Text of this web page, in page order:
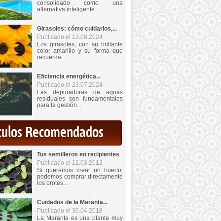
consolidado como una
alternativa inteligente...
Girasoles: cómo cuidarlos,...
Publicado el 13.08.2024
Los girasoles, con su brillante
color amarillo y su forma que
recuerda...
Eficiencia energética...
Publicado el 23.07.2024
Las depuradoras de aguas
residuales son fundamentales
para la gestión...
Recomendados
Tus semilleros en recipientes
Publicado el 12.03.2012
Si queremos crear un huerto,
podemos comprar directamente
los brotes...
Cuidados de la Maranta...
Publicado el 30.04.2018
La Maranta es una planta muy